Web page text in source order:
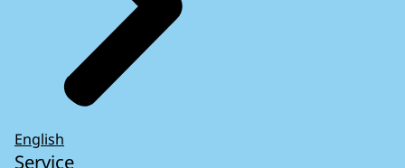
English
Service